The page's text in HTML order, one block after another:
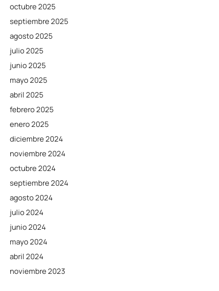
octubre 2025
septiembre 2025
agosto 2025
julio 2025
junio 2025
mayo 2025
abril 2025
febrero 2025
enero 2025
diciembre 2024
noviembre 2024
octubre 2024
septiembre 2024
agosto 2024
julio 2024
junio 2024
mayo 2024
abril 2024
noviembre 2023